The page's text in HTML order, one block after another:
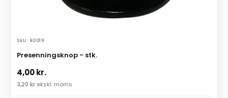
SKU: 90018
Presenningsknop - stk.
4,00kr.
3,20 kr.ekskl. moms